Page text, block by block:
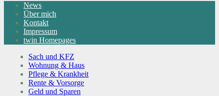
News
Über mich
Kontakt
Impressum
twin Homepages
Sach und KFZ
Wohnung & Haus
Pflege & Krankheit
Rente & Vorsorge
Geld und Sparen